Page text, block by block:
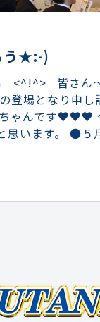
う★:-)
皆さん～
登場となり申し
ゃんです♥♥♥
思います。 ●５